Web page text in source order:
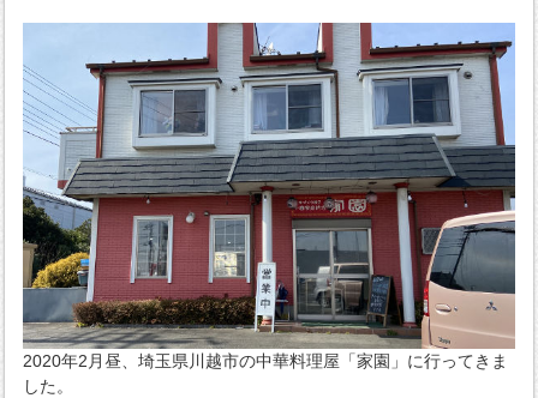
2020年2月昼、埼玉県川越市の中華料理屋「家園」に行ってきま
した。